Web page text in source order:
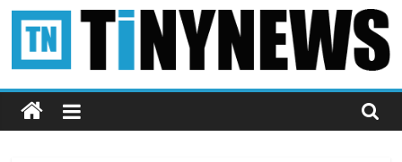
Passer
contenu
Tinynews
Le